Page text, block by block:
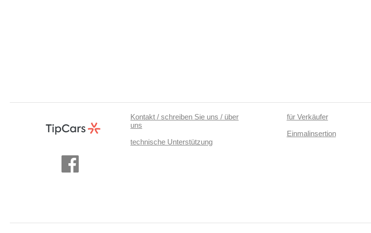
Kontakt / schreiben Sie uns / über
uns
technische Unterstützung
für Verkäufer
Einmalinsertion